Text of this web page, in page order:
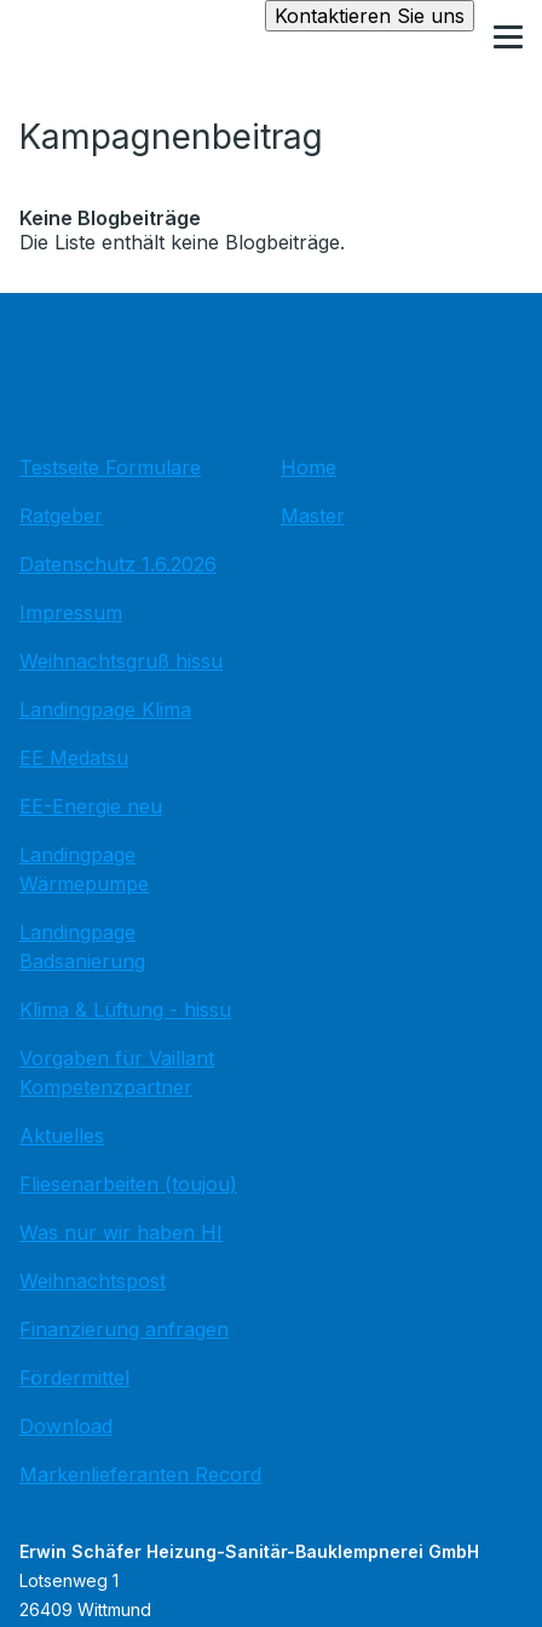
Kontaktieren Sie uns
Kampagnenbeitrag
Keine Blogbeiträge
Die Liste enthält keine Blogbeiträge.
Testseite Formulare
Ratgeber
Datenschutz 1.6.2026
Impressum
Weihnachtsgruß hissu
Landingpage Klima
EE Medatsu
EE-Energie neu
Landingpage
Wärmepumpe
Landingpage
Badsanierung
Klima & Lüftung - hissu
Vorgaben für Vaillant
Kompetenzpartner
Aktuelles
Fliesenarbeiten (toujou)
Was nur wir haben HI
Weihnachtspost
Finanzierung anfragen
Fördermittel
Download
Markenlieferanten Record
Home
Master
Erwin Schäfer Heizung-Sanitär-Bauklempnerei GmbH
Lotsenweg 1
26409 Wittmund